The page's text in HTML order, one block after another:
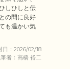
しひしと伝
の間に良好
も温かい気
日：2026/02/18
者：高橋 裕二